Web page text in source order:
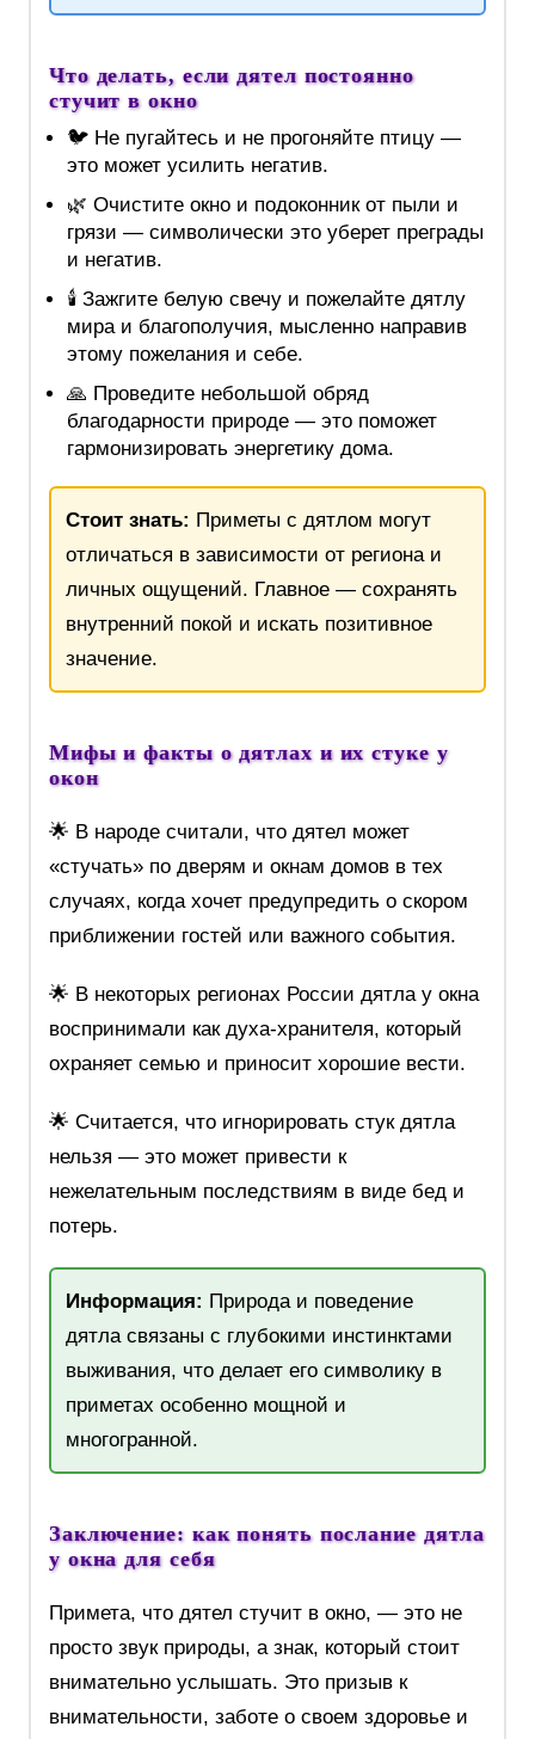
Что делать, если дятел постоянно
стучит в окно
🐦 Не пугайтесь и не прогоняйте птицу —
это может усилить негатив.
🌿 Очистите окно и подоконник от пыли и
грязи — символически это уберет преграды
и негатив.
🕯 Зажгите белую свечу и пожелайте дятлу
мира и благополучия, мысленно направив
этому пожелания и себе.
🙏 Проведите небольшой обряд
благодарности природе — это поможет
гармонизировать энергетику дома.
Стоит знать: Приметы с дятлом могут
отличаться в зависимости от региона и
личных ощущений. Главное — сохранять
внутренний покой и искать позитивное
значение.
Мифы и факты о дятлах и их стуке у
окон
🌟 В народе считали, что дятел может
«стучать» по дверям и окнам домов в тех
случаях, когда хочет предупредить о скором
приближении гостей или важного события.
🌟 В некоторых регионах России дятла у окна
воспринимали как духа-хранителя, который
охраняет семью и приносит хорошие вести.
🌟 Считается, что игнорировать стук дятла
нельзя — это может привести к
нежелательным последствиям в виде бед и
потерь.
Информация: Природа и поведение
дятла связаны с глубокими инстинктами
выживания, что делает его символику в
приметах особенно мощной и
многогранной.
Заключение: как понять послание дятла
у окна для себя
Примета, что дятел стучит в окно, — это не
просто звук природы, а знак, который стоит
внимательно услышать. Это призыв к
внимательности, заботе о своем здоровье и